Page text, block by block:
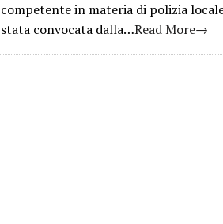
competente in materia di polizia
stata convocata dalla…Read More→